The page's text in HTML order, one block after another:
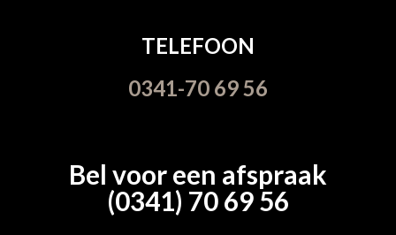
TELEFOON
0341-70 69 56
Bel voor een afspraak
(0341) 70 69 56